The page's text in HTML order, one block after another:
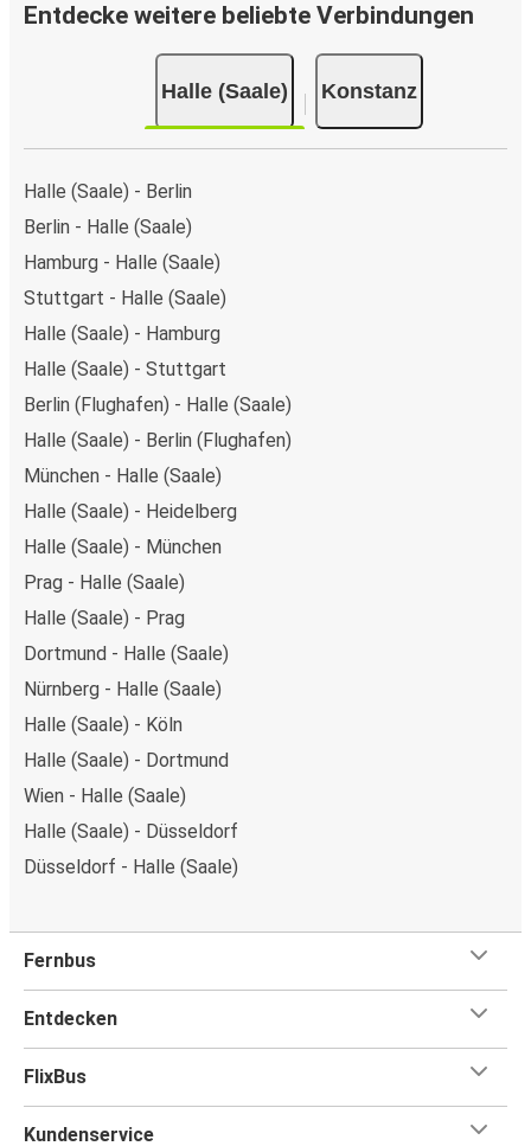
Entdecke weitere beliebte Verbindungen
Halle (Saale) Konstanz
Halle (Saale) - Berlin
Berlin - Halle (Saale)
Hamburg - Halle (Saale)
Stuttgart - Halle (Saale)
Halle (Saale) - Hamburg
Halle (Saale) - Stuttgart
Berlin (Flughafen) - Halle (Saale)
Halle (Saale) - Berlin (Flughafen)
München - Halle (Saale)
Halle (Saale) - Heidelberg
Halle (Saale) - München
Prag - Halle (Saale)
Halle (Saale) - Prag
Dortmund - Halle (Saale)
Nürnberg - Halle (Saale)
Halle (Saale) - Köln
Halle (Saale) - Dortmund
Wien - Halle (Saale)
Halle (Saale) - Düsseldorf
Düsseldorf - Halle (Saale)
Fernbus
Entdecken
FlixBus
Kundenservice